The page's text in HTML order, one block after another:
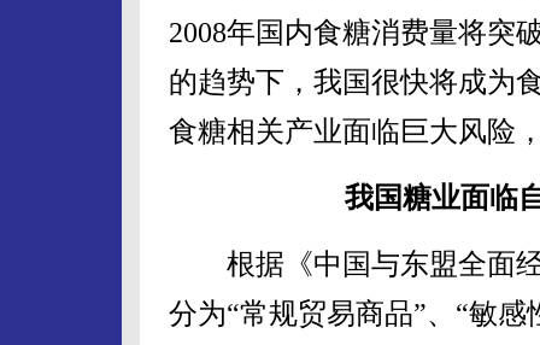
2008年国内食糖消费量将突
的趋势下，我国很快将成为
食糖相关产业面临巨大风险
我国糖业面临
根据《中国与东盟全面经
分为“常规贸易商品”、“敏